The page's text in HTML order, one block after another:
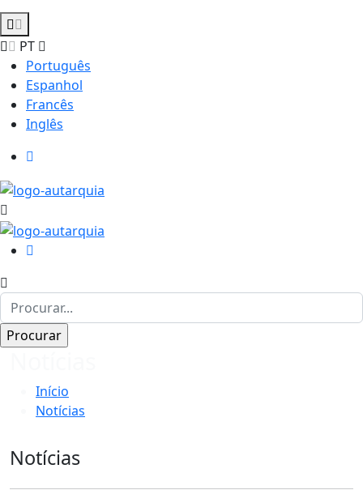
PT
Português
Espanhol
Francês
Inglês
Início
Notícias
Notícias